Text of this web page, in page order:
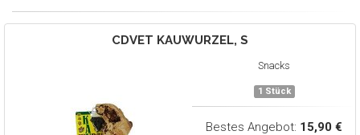
CDVET KAUWURZEL, S
Snacks
1 Stück
Bestes Angebot: 15,90 €